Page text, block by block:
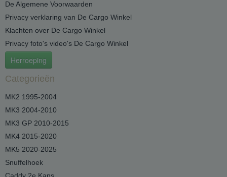
De Algemene Voorwaarden
Privacy verklaring van De Cargo Winkel
Klachten over De Cargo Winkel
Privacy foto's video's De Cargo Winkel
Herroeping
Categorieën
MK2 1995-2004
MK3 2004-2010
MK3 GP 2010-2015
MK4 2015-2020
MK5 2020-2025
Snuffelhoek